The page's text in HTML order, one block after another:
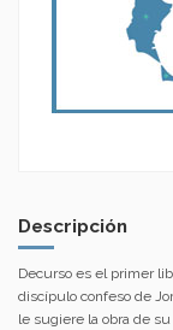
Descripción
Decurso es el primer
discípulo confeso de
le sugiere la obra de